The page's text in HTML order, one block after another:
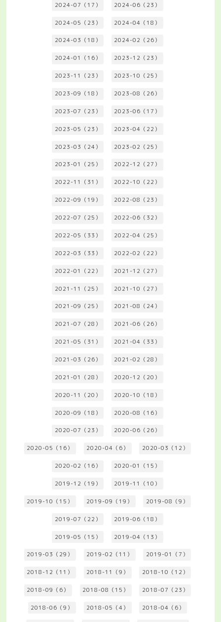
2024-07（17） 2024-06（23）
2024-05（23） 2024-04（18）
2024-03（18） 2024-02（26）
2024-01（16） 2023-12（23）
2023-11（23） 2023-10（25）
2023-09（18） 2023-08（26）
2023-07（23） 2023-06（17）
2023-05（23） 2023-04（22）
2023-03（24） 2023-02（25）
2023-01（25） 2022-12（27）
2022-11（31） 2022-10（22）
2022-09（19） 2022-08（23）
2022-07（25） 2022-06（32）
2022-05（33） 2022-04（25）
2022-03（33） 2022-02（22）
2022-01（22） 2021-12（27）
2021-11（25） 2021-10（27）
2021-09（25） 2021-08（24）
2021-07（28） 2021-06（26）
2021-05（31） 2021-04（33）
2021-03（26） 2021-02（28）
2021-01（28） 2020-12（20）
2020-11（20） 2020-10（18）
2020-09（18） 2020-08（16）
2020-07（23） 2020-06（26）
2020-05（16） 2020-04（6） 2020-03（12）
2020-02（16） 2020-01（15）
2019-12（19） 2019-11（10）
2019-10（15） 2019-09（19） 2019-08（9）
2019-07（22） 2019-06（18）
2019-05（15） 2019-04（13）
2019-03（29） 2019-02（11） 2019-01（7）
2018-12（11） 2018-11（9） 2018-10（12）
2018-09（6） 2018-08（15） 2018-07（23）
2018-06（9） 2018-05（4） 2018-04（6）